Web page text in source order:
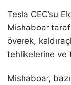
Tesla CEO’su
Mishaboar
överek,
tehlikelerine ve
Mishaboar,